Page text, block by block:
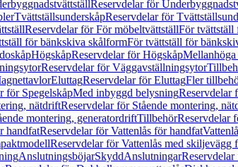
Reservdelar för
TvättställsunderskåpReservdelar för
Reservdelar för För möbeltvättställFör tvättställ
för bänkskiva skålformFör tvättställ för
HögskåpReservdelar för HögskåpMellanhöga
Reservdelar för Väggavställningsytor
EluttagReservdelar för EluttagFler
för SpegelskåpMed inbyggd belysningReservdelar
nätdriftReservdelar för Stående montering,
montering, generatordriftTillbehörReservdelar
handfatReservdelar för Vattenlås för handfat
Reservdelar för Vattenlås med skiljevägg
AnslutningsböjarSkyddAnslutningar